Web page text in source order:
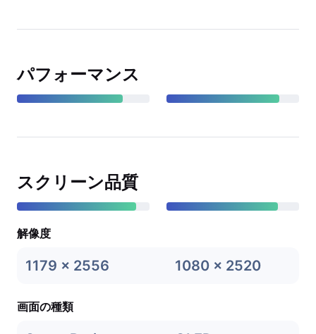
パフォーマンス
スクリーン品質
解像度
1179 x 2556 1080 x 2520
画面の種類